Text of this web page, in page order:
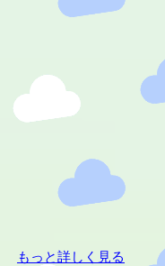
もっと詳しく見る